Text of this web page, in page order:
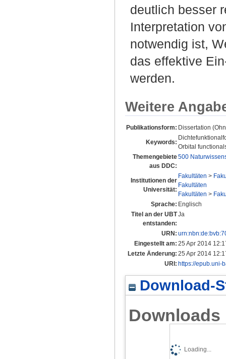
deutlich besser
Interpretation
notwendig ist,
das effektive
werden.
Weitere
Publikationsform: Dissertation
Keywords:
Orbital
Themengebiete
aus DDC:
500
Institutionen der
Universität:
Fakultäten >
Fakultäten
Fakultäten >
Sprache: Englisch
Titel an der UBT
entstanden:
Ja
URN:
Eingestellt am: 25 Apr 2014
Letzte Änderung: 25 Apr 2014
URI: https://epub.uni-
Download-
Downloads
Loading...